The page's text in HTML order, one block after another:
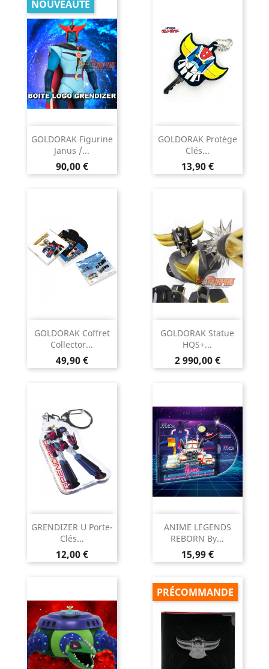
GOLDORAK Figurine
Janus /...
Prix
90,00 €
NOUVEAUTÉ
GOLDORAK Protège
Clés...
Prix
13,90 €
GOLDORAK Coffret
Collector...
Prix
49,90 €
GOLDORAK Statue
HQS+...
Prix
2 990,00 €
GRENDIZER U Porte-
Clés...
Prix
12,00 €
ANIME LEGENDS
REBORN By...
Prix
15,99 €
PRÉCOMMANDE